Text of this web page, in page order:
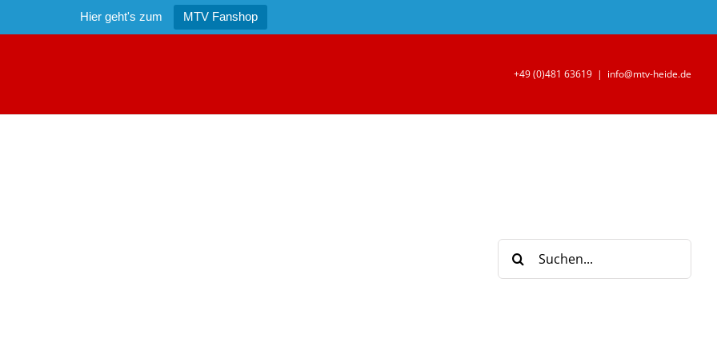
Hier geht's zum MTV Fanshop
+49 (0)481 63619 | info@mtv-heide.de
Suche
nach: